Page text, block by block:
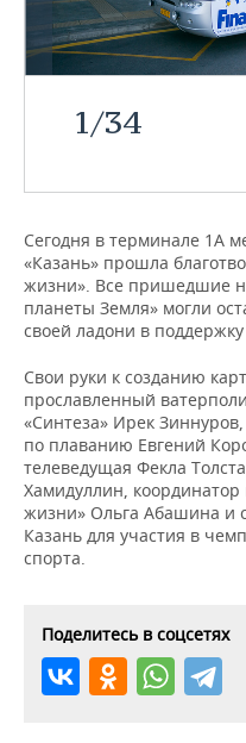
НЕФТЬ
ЭНЕРГЕТИКА
РОЗНИЧНАЯ ТОРГОВЛЯ
ТРАНСПОРТ
УСЛУГИ
НОВОСТИ
МЕДИА
МЕРОПРИЯТИЯ
НОВОСТИ
ВЫЕЗДНАЯ РЕДАКЦИЯ
ONLINE-
ОТКРЫТАЯ ЛЕКЦИЯ
СПОРТ
НОВОСТИ СПОРТА
ХОККЕЙ
БАСКЕТБОЛ
ВОЛЕЙБОЛ
КИБЕРСПОРТ
ФИГУРНОЕ КАТАНИЕ
ВОДНЫЕ ВИДЫ
ХОККЕЙ С МЯЧОМ
ОБЩЕСТВО
ВЛАСТЬ
ИНФРАСТРУКТУРА
ИСТОРИЯ
КУЛЬТУРА
МЕДИЦИНА
ОБРАЗОВАНИЕ
ПРОИСШЕСТВИЯ
СЮЖЕТЫ
СПРАВОЧНИК
СПИСОК ПЕРСОН
СПИСОК КОМПАНИЙ
ПОЛНАЯ ВЕРСИЯ
1/34
Сегодня в терминале 1А
«Казань» прошла
жизни». Все пришедшие
планеты Земля» могли
своей ладони в
Свои руки к созданию
прославленный
«Синтеза» Ирек
по плаванию Евгений
телеведущая Фекла
Хамидуллин,
жизни» Ольга Абашина и
Казань для участия в
спорта.
Поделитесь в соцсетях